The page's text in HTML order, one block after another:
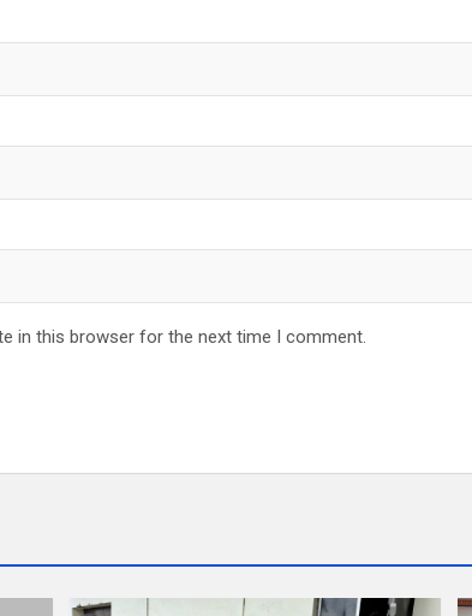
in this browser for the next time I comment.